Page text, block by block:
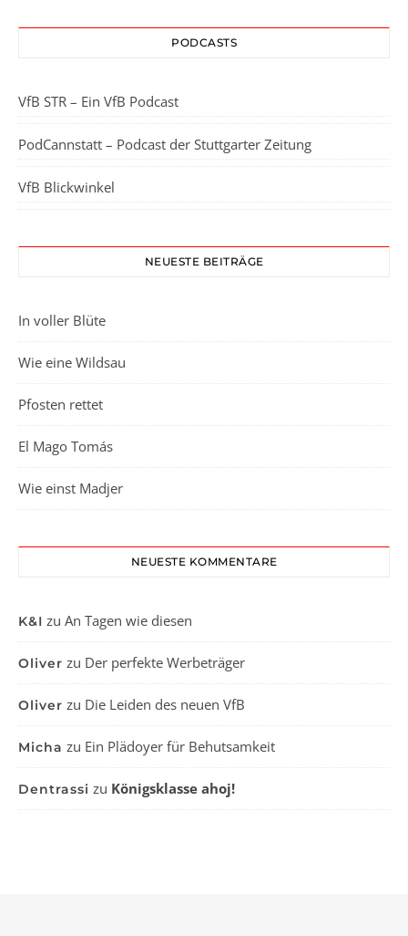
PODCASTS
VfB STR – Ein VfB Podcast
PodCannstatt – Podcast der Stuttgarter Zeitung
VfB Blickwinkel
NEUESTE BEITRÄGE
In voller Blüte
Wie eine Wildsau
Pfosten rettet
El Mago Tomás
Wie einst Madjer
NEUESTE KOMMENTARE
K&I zu An Tagen wie diesen
Oliver zu Der perfekte Werbeträger
Oliver zu Die Leiden des neuen VfB
Micha zu Ein Plädoyer für Behutsamkeit
Dentrassi zu Königsklasse ahoj!